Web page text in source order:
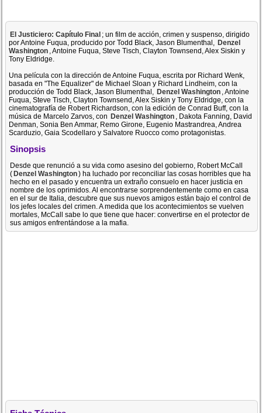
El Justiciero: Capítulo Final ; un film de acción, crimen y suspenso, dirigido
por Antoine Fuqua, producido por Todd Black, Jason Blumenthal, Denzel
Washington , Antoine Fuqua, Steve Tisch, Clayton Townsend, Alex Siskin y
Tony Eldridge.
Una película con la dirección de Antoine Fuqua, escrita por Richard Wenk,
basada en "The Equalizer" de Michael Sloan y Richard Lindheim, con la
producción de Todd Black, Jason Blumenthal, Denzel Washington , Antoine
Fuqua, Steve Tisch, Clayton Townsend, Alex Siskin y Tony Eldridge, con la
cinematografía de Robert Richardson, con la edición de Conrad Buff, con la
música de Marcelo Zarvos, con Denzel Washington , Dakota Fanning, David
Denman, Sonia Ben Ammar, Remo Girone, Eugenio Mastrandrea, Andrea
Scarduzio, Gaia Scodellaro y Salvatore Ruocco como protagonistas.
Sinopsis
Desde que renunció a su vida como asesino del gobierno, Robert McCall
(Denzel Washington) ha luchado por reconciliar las cosas horribles que ha
hecho en el pasado y encuentra un extraño consuelo en hacer justicia en
nombre de los oprimidos. Al encontrarse sorprendentemente como en casa
en el sur de Italia, descubre que sus nuevos amigos están bajo el control de
los jefes locales del crimen. A medida que los acontecimientos se vuelven
mortales, McCall sabe lo que tiene que hacer: convertirse en el protector de
sus amigos enfrentándose a la mafia.